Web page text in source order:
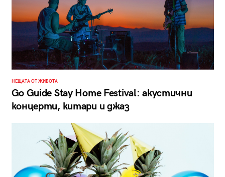
НЕЩАТА ОТ ЖИВОТА
Go Guide Stay Home Festival: акустични
концерти, китари и джаз